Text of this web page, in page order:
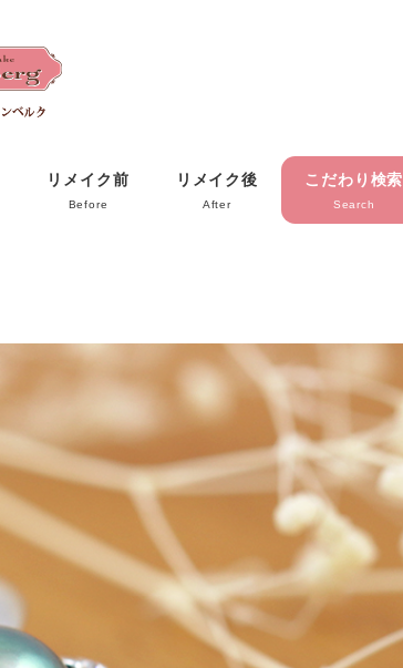
リメイク前
Before
リメイク後
After
こだわり検索
Search